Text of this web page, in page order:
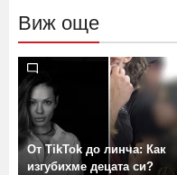
Виж още
От TikTok до линча: Как
изгубихме децата си?